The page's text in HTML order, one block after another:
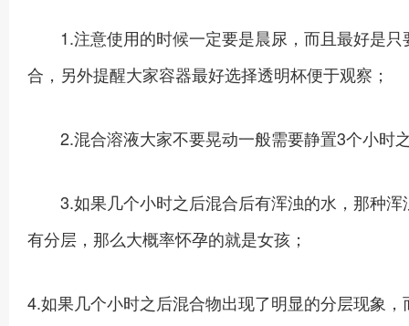
1.注意使用的时候一定要是晨尿，而且最好是只
合，另外提醒大家容器最好选择透明杯便于观察；
2.混合溶液大家不要晃动一般需要静置3个小时
3.如果几个小时之后混合后有浑浊的水，那种浑
有分层，那么大概率怀孕的就是女孩；
4.如果几个小时之后混合物出现了明显的分层现象